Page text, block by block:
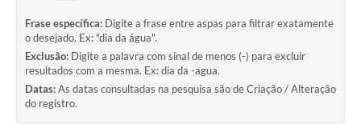
Frase específica: Digite a frase entre aspas para filtrar exatamente
o desejado. Ex: "dia da água".
Exclusão: Digite a palavra com sinal de menos (-) para excluir
resultados com a mesma. Ex: dia da -agua.
Datas:As datas consultadas na pesquisa são de Criação / Alteração
do registro.